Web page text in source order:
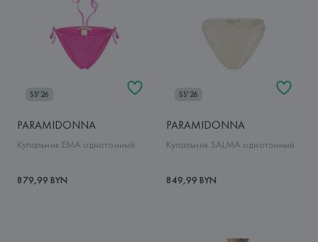
SS'26
PARAMIDONNA
Купальник EMA однотонный
879,99 BYN
SS'26
PARAMIDONNA
Купальник SALMA однотонный
849,99 BYN